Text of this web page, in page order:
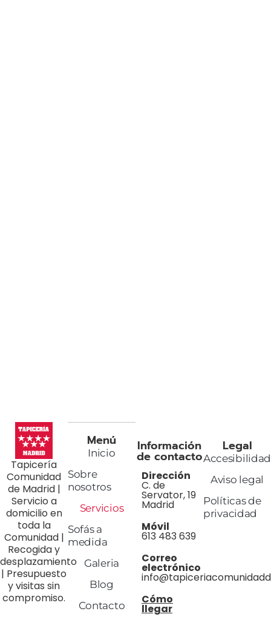
Tapicería
Comunidad
de Madrid |
Servicio a
domicilio en
toda la
Comunidad |
Recogida y
desplazamiento
| Presupuesto
y visitas sin
compromiso.
Menú
Inicio
Sobre
nosotros
Servicios
Sofás a
medida
Galeria
Blog
Contacto
Información
de contacto
Dirección
C. de
Servator, 19
Madrid
Móvil
613 483 639
Correo
electrónico
Cómo
llegar
Legal
Accesibilidad
Aviso legal
Políticas de
privacidad